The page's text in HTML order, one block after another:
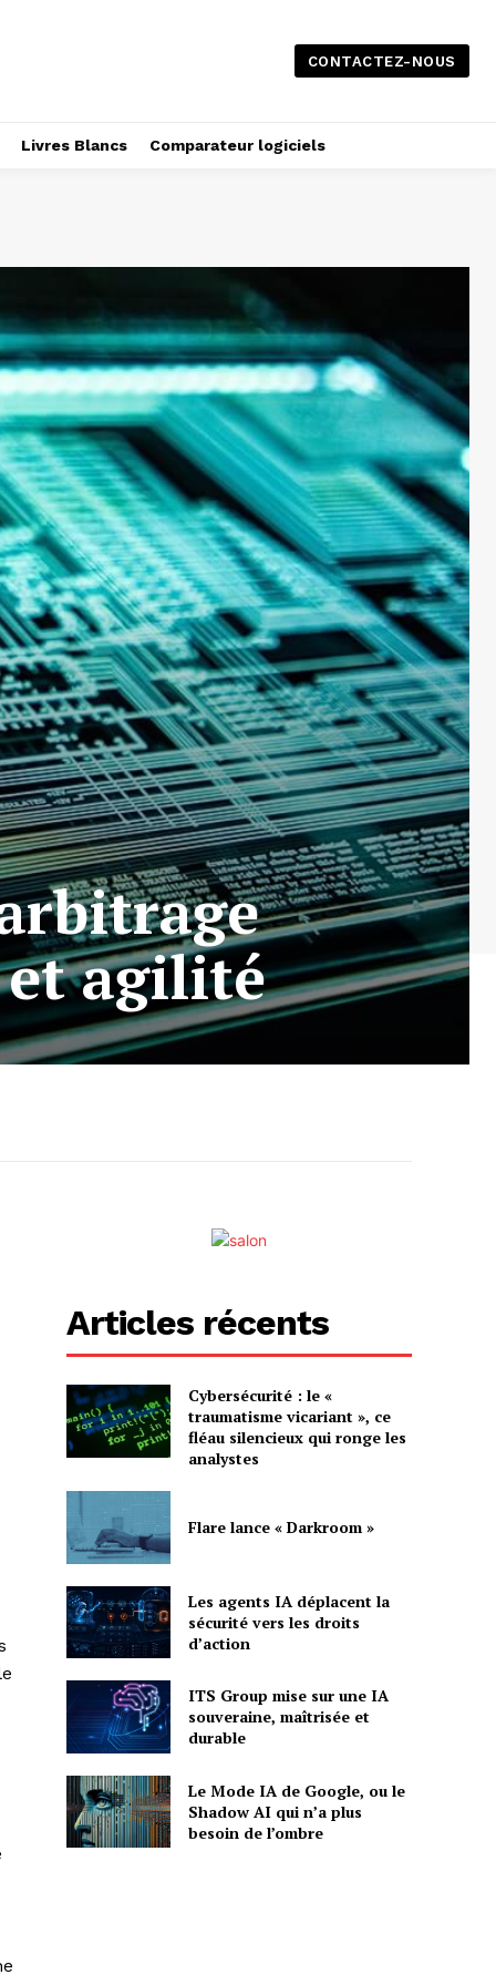
CONTACTEZ-NOUS
Livres Blancs Comparateur logiciels
agilité
Articles récents
Cybersécurité : le «
traumatisme vicariant », ce
fléau silencieux qui ronge les
analystes
Flare lance « Darkroom »
Les agents IA déplacent la
sécurité vers les droits
d’action
ITS Group mise sur une IA
souveraine, maîtrisée et
durable
Le Mode IA de Google, ou le
Shadow AI qui n’a plus
besoin de l’ombre